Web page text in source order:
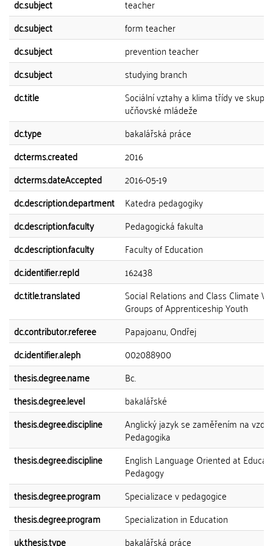
dc.subject
teacher
dc.subject
form teacher
dc.subject
prevention teacher
dc.subject
studying branch
dc.title
Sociální vztahy a klima třídy ve
učňovské mládeže
dc.type
bakalářská práce
dcterms.created
2016
dcterms.dateAccepted
2016-05-19
dc.description.department
Katedra pedagogiky
dc.description.faculty
Pedagogická fakulta
dc.description.faculty
Faculty of Education
dc.identifier.repId
162438
dc.title.translated
Social Relations and Class Climate
Groups of Apprenticeship Youth
dc.contributor.referee
Papajoanu, Ondřej
dc.identifier.aleph
002088900
thesis.degree.name
Bc.
thesis.degree.level
bakalářské
thesis.degree.discipline
Anglický jazyk se zaměřením na
Pedagogika
thesis.degree.discipline
English Language Oriented at
Pedagogy
thesis.degree.program
Specializace v pedagogice
thesis.degree.program
Specialization in Education
uk.thesis.type
bakalářská práce